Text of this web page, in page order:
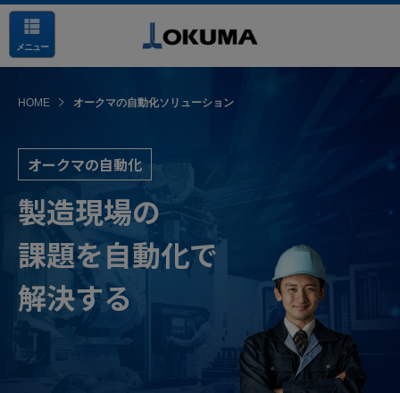
メニュー
HOME オークマの自動化ソリューション
オークマの自動化
製造現場の
課題を自動化で
解決する